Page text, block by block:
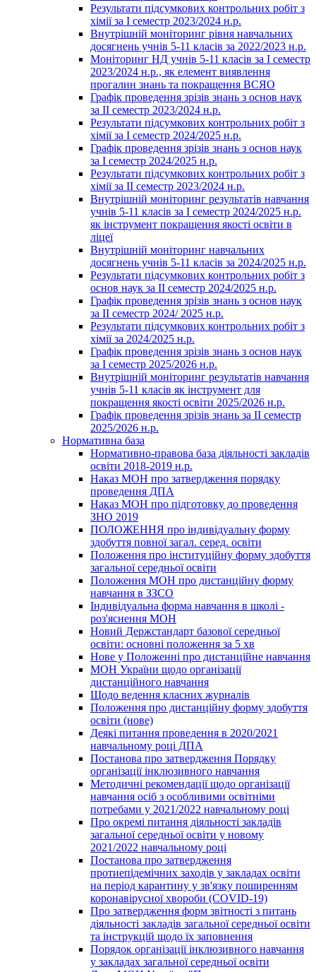
Результати підсумкових контрольних робіт з
хімії за І семестр 2023/2024 н.р.
Внутрішній моніторинг рівня навчальних
досягнень учнів 5-11 класів за 2022/2023 н.р.
Моніторинг НД учнів 5-11 класів за І семестр
2023/2024 н.р., як елемент виявлення
прогалин знань та покращення ВСЯО
Графік проведення зрізів знань з основ наук
за ІІ семестр 2023/2024 н.р.
Результати підсумкових контрольних робіт з
хімії за І семестр 2024/2025 н.р.
Графік проведення зрізів знань з основ наук
за І семестр 2024/2025 н.р.
Результати підсумкових контрольних робіт з
хімії за ІІ семестр 2023/2024 н.р.
Внутрішній моніторинг результатів навчання
учнів 5-11 класів за І семестр 2024/2025 н.р.
як інструмент покращення якості освіти в
ліцеї
Внутрішній моніторинг навчальних
досягнень учнів 5-11 класів за 2024/2025 н.р.
Результати підсумкових контрольних робіт з
основ наук за ІІ семестр 2024/2025 н.р.
Графік проведення зрізів знань з основ наук
за ІІ семестр 2024/ 2025 н.р.
Результати підсумкових контрольних робіт з
хімії за 2024/2025 н.р.
Графік проведення зрізів знань з основ наук
за І семестр 2025/2026 н.р.
Внутрішній моніторинг результатів навчання
учнів 5-11 класів як інструмент для
покращення якості освіти 2025/2026 н.р.
Графік проведення зрізів знань за ІІ семестр
2025/2026 н.р.
Нормативна база
Нормативно-правова база діяльності закладів
освіти 2018-2019 н.р.
Наказ МОН про затвердження порядку
проведення ДПА
Наказ МОН про підготовку до проведення
ЗНО 2019
ПОЛОЖЕННЯ про індивідуальну форму
здобуття повної загал. серед. освіти
Положення про інституційну форму здобуття
загальної середньої освіти
Положення МОН про дистанційну форму
навчання в ЗЗСО
Індивідуальна форма навчання в школі -
роз'яснення МОН
Новий Держстандарт базової середньої
освіти: основні положення за 5 хв
Нове у Положенні про дистанційне навчання
МОН України щодо організації
дистанційного навчання
Щодо ведення класних журналів
Положення про дистанційну форму здобуття
освіти (нове)
Деякі питання проведення в 2020/2021
навчальному році ДПА
Постанова про затвердження Порядку
організації інклюзивного навчання
Методичні рекомендації щодо організації
навчання осіб з особливими освітніми
потребами у 2021/2022 навчальному році
Про окремі питання діяльності закладів
загальної середньої освіти у новому
2021/2022 навчальному році
Постанова про затвердження
протиепідемічних заходів у закладах освіти
на період карантину у зв'язку поширенням
коронавірусної хвороби (COVID-19)
Про затвердження форм звітності з питань
діяльності закладів загальної середньої освіти
та інструкцій щодо їх заповнення
Порядок організації інклюзивного навчання
у закладах загальної середньої освіти